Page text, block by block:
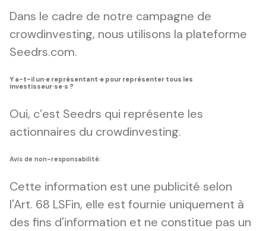
Dans le cadre de notre campagne de
crowdinvesting, nous utilisons la plateforme
Seedrs.com.
Y a-t-il un·e représentant·e pour représenter tous les
investisseur·se·s ?
Oui, c’est Seedrs qui représente les
actionnaires du crowdinvesting.
Avis de non-responsabilité:
Cette information est une publicité selon
l'Art. 68 LSFin, elle est fournie uniquement à
des fins d'information et ne constitue pas un